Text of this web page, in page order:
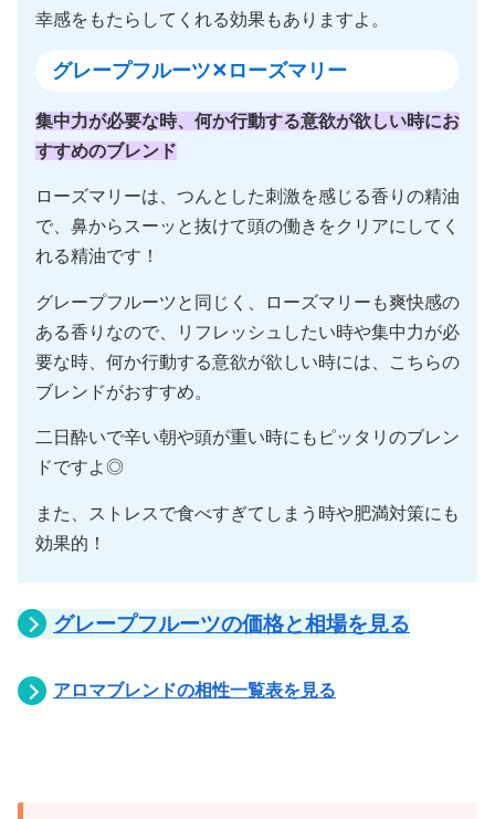
幸感をもたらしてくれる効果もありますよ。
グレープフルーツ✕ローズマリー
集中力が必要な時、何か行動する意欲が欲しい時にお
すすめのブレンド
ローズマリーは、つんとした刺激を感じる香りの精油
で、鼻からスーッと抜けて頭の働きをクリアにしてく
れる精油です！
グレープフルーツと同じく、ローズマリーも爽快感の
ある香りなので、リフレッシュしたい時や集中力が必
要な時、何か行動する意欲が欲しい時には、こちらの
ブレンドがおすすめ。
二日酔いで辛い朝や頭が重い時にもピッタリのブレン
ドですよ◎
また、ストレスで食べすぎてしまう時や肥満対策にも
効果的！
グレープフルーツの価格と相場を見る
アロマブレンドの相性一覧表を見る